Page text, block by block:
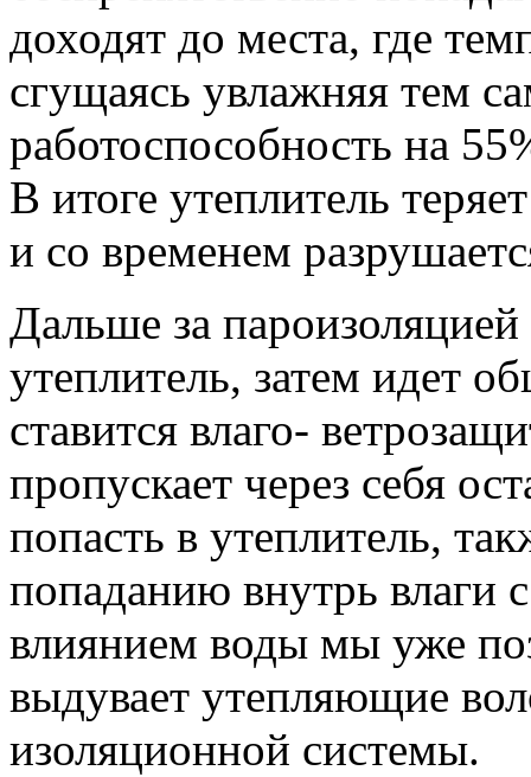
доходят до места, где
сгущаясь увлажняя тем
работоспособность на
В итоге утеплитель
и со временем
Дальше за
утеплитель, затем идет
ставится влаго-
пропускает через себя
попасть в утеплитель,
попаданию внутрь влаги
влиянием воды мы уже
выдувает утепляющие
изоляционной системы.